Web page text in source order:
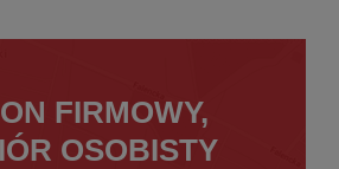
FIRMOWY,
OSOBISTY